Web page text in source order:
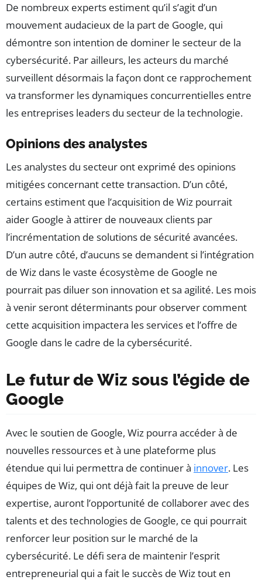
De nombreux experts estiment qu’il s’agit d’un
mouvement audacieux de la part de Google, qui
démontre son intention de dominer le secteur de la
cybersécurité. Par ailleurs, les acteurs du marché
surveillent désormais la façon dont ce rapprochement
va transformer les dynamiques concurrentielles entre
les entreprises leaders du secteur de la technologie.
Opinions des analystes
Les analystes du secteur ont exprimé des opinions
mitigées concernant cette transaction. D’un côté,
certains estiment que l’acquisition de Wiz pourrait
aider Google à attirer de nouveaux clients par
l’incrémentation de solutions de sécurité avancées.
D’un autre côté, d’aucuns se demandent si l’intégration
de Wiz dans le vaste écosystème de Google ne
pourrait pas diluer son innovation et sa agilité. Les mois
à venir seront déterminants pour observer comment
cette acquisition impactera les services et l’offre de
Google dans le cadre de la cybersécurité.
Le futur de Wiz sous l’égide de
Google
Avec le soutien de Google, Wiz pourra accéder à de
nouvelles ressources et à une plateforme plus
étendue qui lui permettra de continuer à innover. Les
équipes de Wiz, qui ont déjà fait la preuve de leur
expertise, auront l’opportunité de collaborer avec des
talents et des technologies de Google, ce qui pourrait
renforcer leur position sur le marché de la
cybersécurité. Le défi sera de maintenir l’esprit
entrepreneurial qui a fait le succès de Wiz tout en